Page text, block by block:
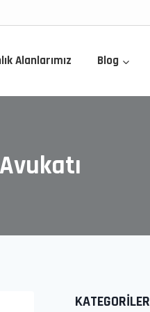
Alanlarımız Blog
KATEGORİLER